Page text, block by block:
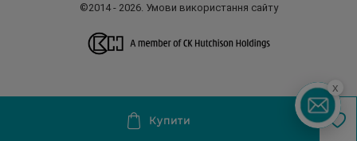
©2014 - 2026. Умови використання сайту
x